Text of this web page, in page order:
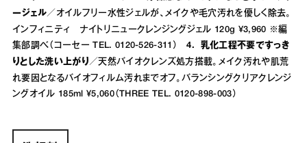
ージェル／ オイルフリー水性ジェルが、メイクや毛穴汚れを優しく除去。
インフィニティ ナイトリニュークレンジングジェル 120g ¥3,960 ※編
集部調べ（コーセー TEL. 0120-526-311）4. 乳化工程不要ですっき
りとした洗い上がり／ 天然バイオクレンズ処方搭載。メイク汚れや肌荒
れ要因となるバイオフィルム汚れまでオフ。バランシングクリアクレンジ
ングオイル 185ml ¥5,060（THREE TEL. 0120-898-003）